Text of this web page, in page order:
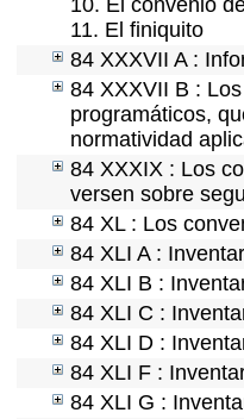
10. El convenio
11. El finiquito
84 XXXVII A :
84 XXXVII B :
programáticos,
normatividad
84 XXXIX : Los
versen sobre
84 XL : Los
84 XLI A :
84 XLI B :
84 XLI C :
84 XLI D :
84 XLI F :
84 XLI G :